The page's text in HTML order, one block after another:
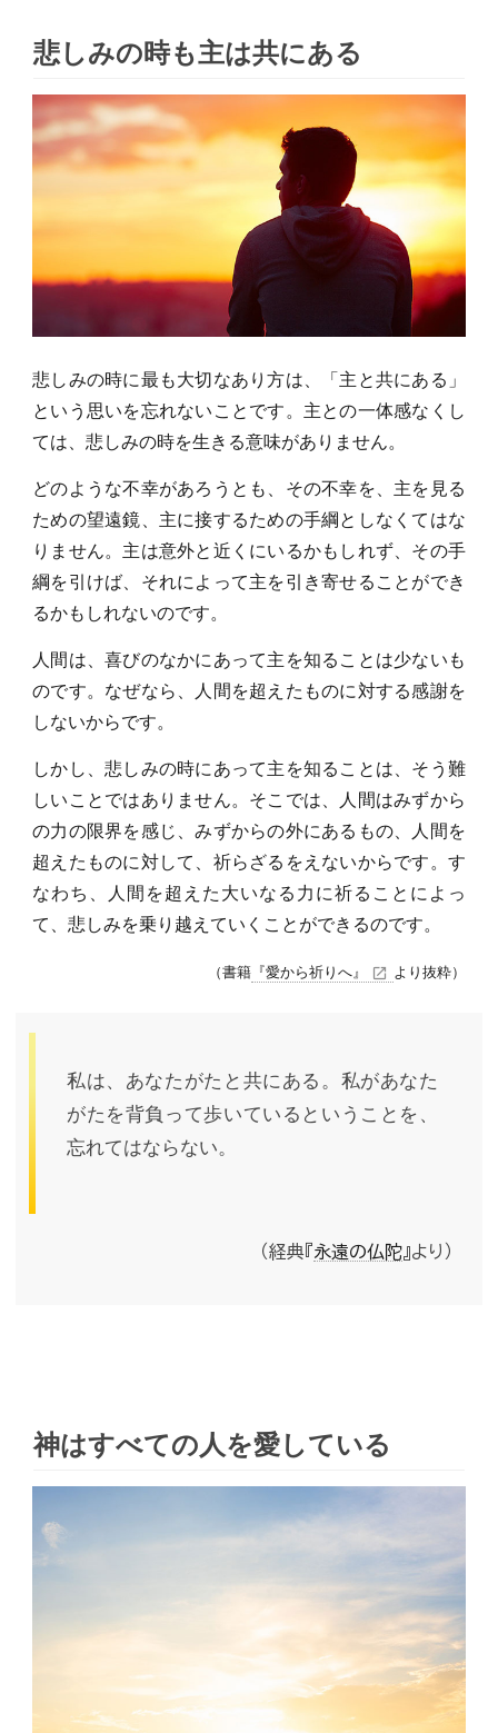
悲しみの時も主は共にある
悲しみの時に最も大切なあり方は、「主と共にある」
という思いを忘れないことです。主との一体感なくし
ては、悲しみの時を生きる意味がありません。
どのような不幸があろうとも、その不幸を、主を見る
ための望遠鏡、主に接するための手綱としなくてはな
りません。主は意外と近くにいるかもしれず、その手
綱を引けば、それによって主を引き寄せることができ
るかもしれないのです。
人間は、喜びのなかにあって主を知ることは少ないも
のです。なぜなら、人間を超えたものに対する感謝を
しないからです。
しかし、悲しみの時にあって主を知ることは、そう難
しいことではありません。そこでは、人間はみずから
の力の限界を感じ、みずからの外にあるもの、人間を
超えたものに対して、祈らざるをえないからです。す
なわち、人間を超えた大いなる力に祈ることによっ
て、悲しみを乗り越えていくことができるのです。
（書籍 『愛から祈りへ』 open_in_new より抜粋）
私は、あなたがたと共にある。私があなた
がたを背負って歩いているということを、
忘れてはならない。
（経典『永遠の仏陀』より）
神はすべての人を愛している